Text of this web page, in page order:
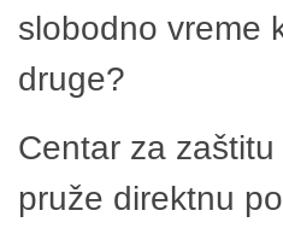
slobodno vreme
druge?
Centar za
pruže direktnu